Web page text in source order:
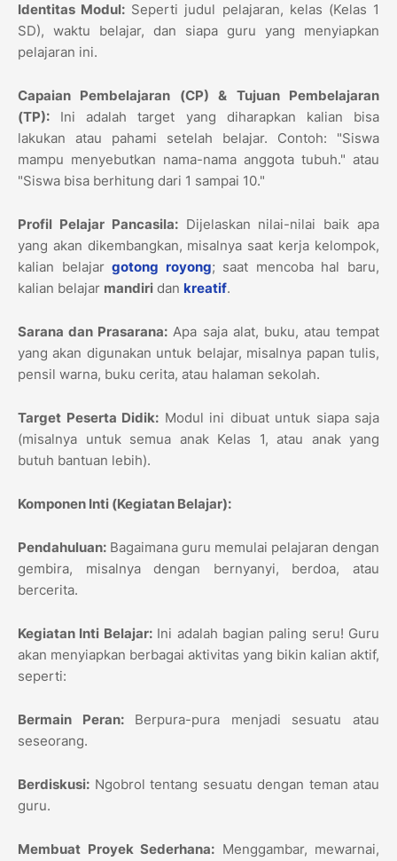
Identitas Modul: Seperti judul pelajaran, kelas (Kelas 1
SD), waktu belajar, dan siapa guru yang menyiapkan
pelajaran ini.
Capaian Pembelajaran (CP) & Tujuan Pembelajaran
(TP): Ini adalah target yang diharapkan kalian bisa
lakukan atau pahami setelah belajar. Contoh: "Siswa
mampu menyebutkan nama-nama anggota tubuh." atau
"Siswa bisa berhitung dari 1 sampai 10."
Profil Pelajar Pancasila:Dijelaskan nilai-nilai baik apa
yang akan dikembangkan, misalnya saat kerja kelompok,
kalian belajargotong royong; saat mencoba hal baru,
kalian belajar mandiri dan kreatif.
Sarana dan Prasarana: Apa saja alat, buku, atau tempat
yang akan digunakan untuk belajar, misalnya papan tulis,
pensil warna, buku cerita, atau halaman sekolah.
Target Peserta Didik: Modul ini dibuat untuk siapa saja
(misalnya untuk semua anak Kelas 1, atau anak yang
butuh bantuan lebih).
Komponen Inti (Kegiatan Belajar):
Pendahuluan: Bagaimana guru memulai pelajaran dengan
gembira, misalnya dengan bernyanyi, berdoa, atau
bercerita.
Kegiatan Inti Belajar:Ini adalah bagian paling seru! Guru
akan menyiapkan berbagai aktivitas yang bikin kalian aktif,
seperti:
Bermain Peran:Berpura-pura menjadi sesuatu atau
seseorang.
Berdiskusi: Ngobrol tentang sesuatu dengan teman atau
guru.
Membuat Proyek Sederhana: Menggambar, mewarnai,